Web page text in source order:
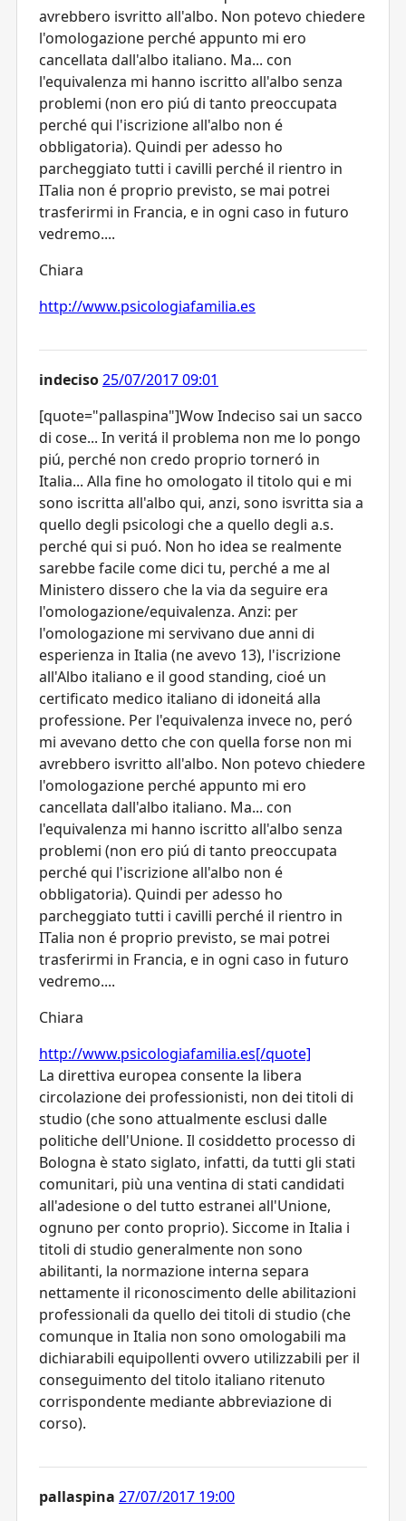
avrebbero isvritto all'albo. Non potevo chiedere
l'omologazione perché appunto mi ero
cancellata dall'albo italiano. Ma... con
l'equivalenza mi hanno iscritto all'albo senza
problemi (non ero piú di tanto preoccupata
perché qui l'iscrizione all'albo non é
obbligatoria). Quindi per adesso ho
parcheggiato tutti i cavilli perché il rientro in
ITalia non é proprio previsto, se mai potrei
trasferirmi in Francia, e in ogni caso in futuro
vedremo....
Chiara
http://www.psicologiafamilia.es
indeciso25/07/2017 09:01
[quote="pallaspina"]Wow Indeciso sai un sacco
di cose... In veritá il problema non me lo pongo
piú, perché non credo proprio torneró in
Italia... Alla fine ho omologato il titolo qui e mi
sono iscritta all'albo qui, anzi, sono isvritta sia a
quello degli psicologi che a quello degli a.s.
perché qui si puó. Non ho idea se realmente
sarebbe facile come dici tu, perché a me al
Ministero dissero che la via da seguire era
l'omologazione/equivalenza. Anzi: per
l'omologazione mi servivano due anni di
esperienza in Italia (ne avevo 13), l'iscrizione
all'Albo italiano e il good standing, cioé un
certificato medico italiano di idoneitá alla
professione. Per l'equivalenza invece no, peró
mi avevano detto che con quella forse non mi
avrebbero isvritto all'albo. Non potevo chiedere
l'omologazione perché appunto mi ero
cancellata dall'albo italiano. Ma... con
l'equivalenza mi hanno iscritto all'albo senza
problemi (non ero piú di tanto preoccupata
perché qui l'iscrizione all'albo non é
obbligatoria). Quindi per adesso ho
parcheggiato tutti i cavilli perché il rientro in
ITalia non é proprio previsto, se mai potrei
trasferirmi in Francia, e in ogni caso in futuro
vedremo....
Chiara
http://www.psicologiafamilia.es[/quote]
La direttiva europea consente la libera
circolazione dei professionisti, non dei titoli di
studio (che sono attualmente esclusi dalle
politiche dell'Unione. Il cosiddetto processo di
Bologna è stato siglato, infatti, da tutti gli stati
comunitari, più una ventina di stati candidati
all'adesione o del tutto estranei all'Unione,
ognuno per conto proprio). Siccome in Italia i
titoli di studio generalmente non sono
abilitanti, la normazione interna separa
nettamente il riconoscimento delle abilitazioni
professionali da quello dei titoli di studio (che
comunque in Italia non sono omologabili ma
dichiarabili equipollenti ovvero utilizzabili per il
conseguimento del titolo italiano ritenuto
corrispondente mediante abbreviazione di
corso).
pallaspina 27/07/2017 19:00